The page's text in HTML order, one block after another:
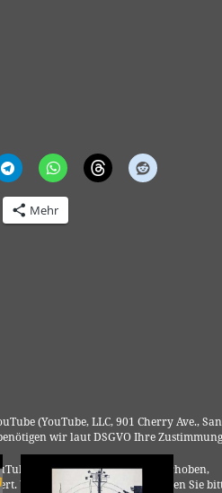
(YouTube, LLC, 901 Cherry Ave., San
wir laut DSGVO Ihre
personenbezogene Daten erhoben,
Welche Daten genau entnehmen Sie
Mehr